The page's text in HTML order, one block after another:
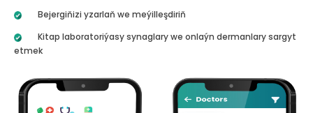
Bejergiňizi yzarlaň we meýilleşdiriň
Kitap laboratoriýasy synaglary we onlaýn dermanlary sargyt
etmek